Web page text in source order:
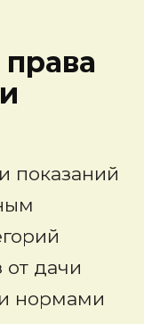
показаний
от дачи
нормами